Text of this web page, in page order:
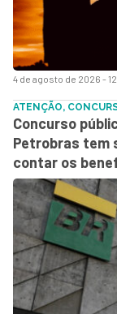
4 de agosto de 2026 -
ATENÇÃO,
Concurso
Petrobras tem
contar os